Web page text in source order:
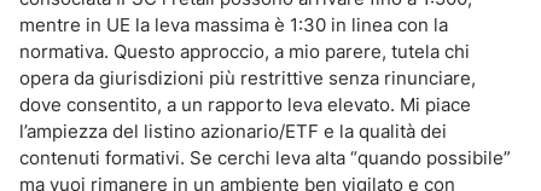
mentre in UE la leva massima è 1:30 in linea con la
normativa. Questo approccio, a mio parere, tutela chi
opera da giurisdizioni più restrittive senza rinunciare,
dove consentito, a un rapporto leva elevato. Mi piace
l’ampiezza del listino azionario/ETF e la qualità dei
contenuti formativi. Se cerchi leva alta “quando possibile”
ma vuoi rimanere in un ambiente ben vigilato e con